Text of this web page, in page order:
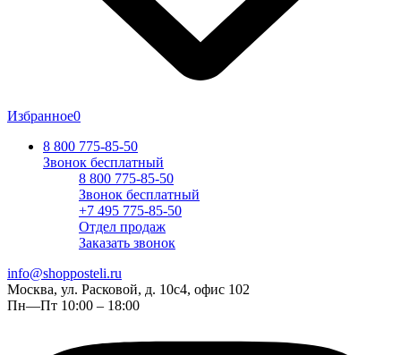
Избранное0
8 800 775-85-50
Звонок бесплатный
8 800 775-85-50
Звонок бесплатный
+7 495 775-85-50
Отдел продаж
Заказать звонок
info@shopposteli.ru
Москва, ул. Расковой, д. 10с4, офис 102
Пн—Пт 10:00 – 18:00